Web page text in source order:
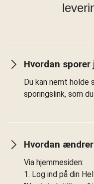
Hvordan sporer
Du kan nemt holde
sporingslink, som
Hvordan
Via hjemmesiden:
1. Log ind på din